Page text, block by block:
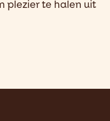
plezier te halen uit